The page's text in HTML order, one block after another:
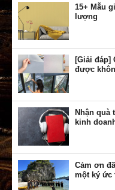
15+ Mẫu
lượng
[Giải đáp]
được
Nhận quà
kinh
Cảm ơn
một ký ức